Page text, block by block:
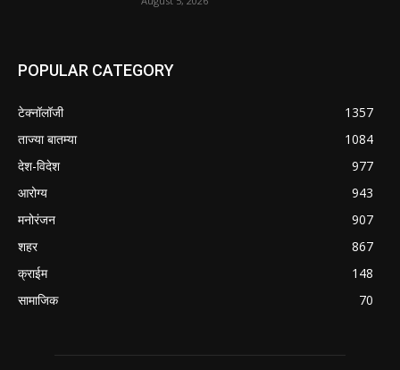
POPULAR CATEGORY
टेक्नॉलॉजी
1357
ताज्या बातम्या
1084
देश-विदेश
977
आरोग्य
943
मनोरंजन
907
शहर
867
क्राईम
148
सामाजिक
70